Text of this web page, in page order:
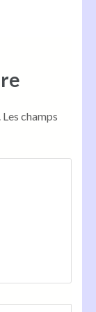
Les champs